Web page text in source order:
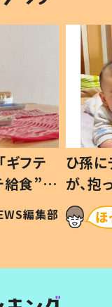
ギフテ
給食”を
和の親
編集部
ひ孫
が、
「涙が
い」